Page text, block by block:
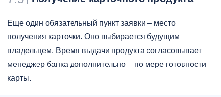
Еще один обязательный пункт заявки – место
получения карточки. Оно выбирается будущим
владельцем. Время выдачи продукта согласовывает
менеджер банка дополнительно – по мере готовности
карты.